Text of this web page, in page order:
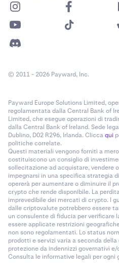
© 2011 - 2026 Payward, Inc.
Payward Europe Solutions Limited,
regolamentata dalla Central Bank of
Limited, che esegue operazioni di
dalla Central Bank of Ireland. Sede
Dublino, D02 R296, Irlanda. Cliccaqui
politiche correlate.
Questi materiali vengono forniti a
costituiscono un consiglio di
sollecitazione ad acquistare, vendere
impegnarsi in una specifica strategia
opererà per aumentare o diminuire il
crypto che rende disponibile. La
imprevedibile dei mercati di crypto. I
dalle criptovalute potrebbero essere
un consulente di fiducia per verificare
essere applicate restrizioni
non sono regolamentati. Lo status
prodotti e servizi varia a seconda
protezione da indennizzi governativi
Consulta le informative legali per ogni